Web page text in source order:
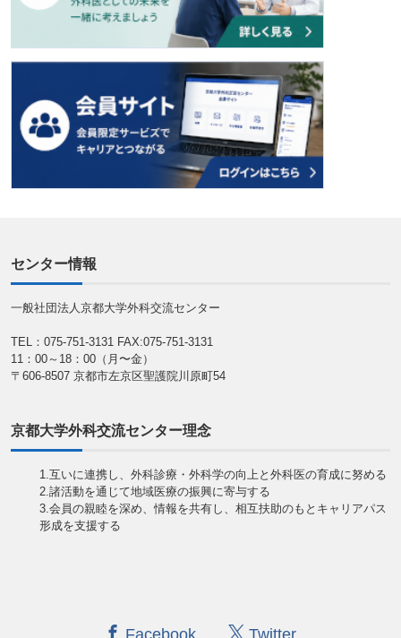
センター情報
一般社団法人京都大学外科交流センター
TEL：075-751-3131 FAX:075-751-3131
11：00～18：00（月〜金）
〒606-8507 京都市左京区聖護院川原町54
京都大学外科交流センター理念
1.互いに連携し、外科診療・外科学の向上と外科医の育成に努める
2.諸活動を通じて地域医療の振興に寄与する
3.会員の親睦を深め、情報を共有し、相互扶助のもとキャリアパス
形成を支援する